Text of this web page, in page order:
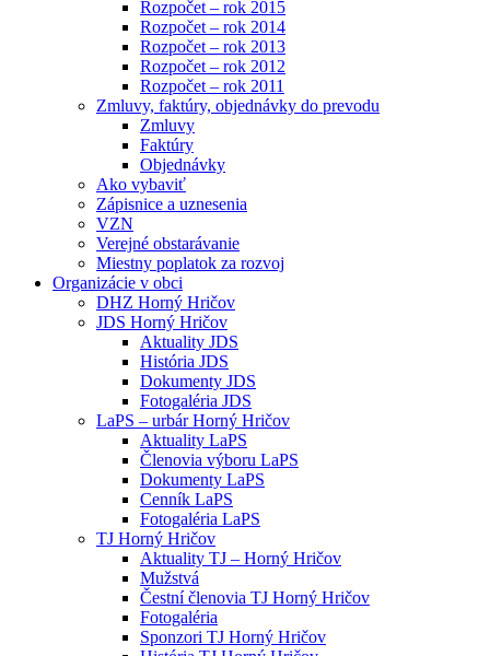
Rozpočet – rok 2015
Rozpočet – rok 2014
Rozpočet – rok 2013
Rozpočet – rok 2012
Rozpočet – rok 2011
Zmluvy, faktúry, objednávky do prevodu
Zmluvy
Faktúry
Objednávky
Ako vybaviť
Zápisnice a uznesenia
VZN
Verejné obstarávanie
Miestny poplatok za rozvoj
Organizácie v obci
DHZ Horný Hričov
JDS Horný Hričov
Aktuality JDS
História JDS
Dokumenty JDS
Fotogaléria JDS
LaPS – urbár Horný Hričov
Aktuality LaPS
Členovia výboru LaPS
Dokumenty LaPS
Cenník LaPS
Fotogaléria LaPS
TJ Horný Hričov
Aktuality TJ – Horný Hričov
Mužstvá
Čestní členovia TJ Horný Hričov
Fotogaléria
Sponzori TJ Horný Hričov